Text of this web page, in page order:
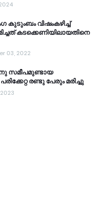
കുടുംബം വിഷംകഴിച്ച്‌
കടക്കെണിയിലായതിനെ
03, 2022
സമീപമുണ്ടായ
രണ്ടു പേരും മരിച്ചു